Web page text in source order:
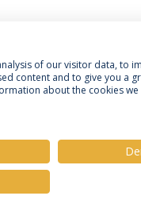
Termos e
do Titular dos Dados
Católica
of our visitor data, to
content and to give you a
about the cookies we